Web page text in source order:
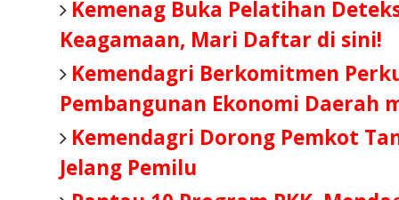
Kemenag Buka Pelatihan
Keagamaan, Mari Daftar di sini!
Kemendagri Berkomitmen
Pembangunan Ekonomi Daerah
Kemendagri Dorong Pemkot
Jelang Pemilu